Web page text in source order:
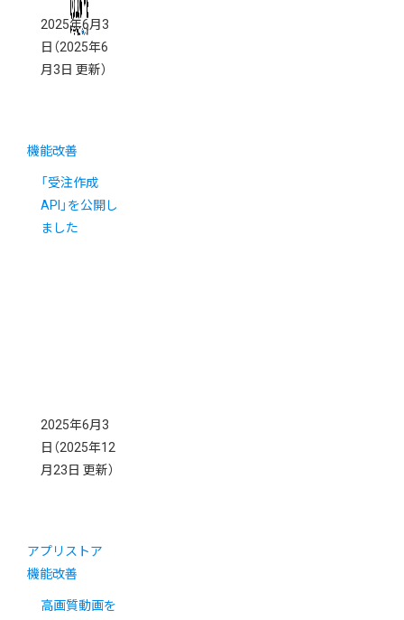
2025年6月3
日 （2025年6
月3日 更新）
機能改善
「受注作成
API」を公開し
ました
2025年6月3
日 （2025年12
月23日 更新）
アプリストア
機能改善
高画質動画を